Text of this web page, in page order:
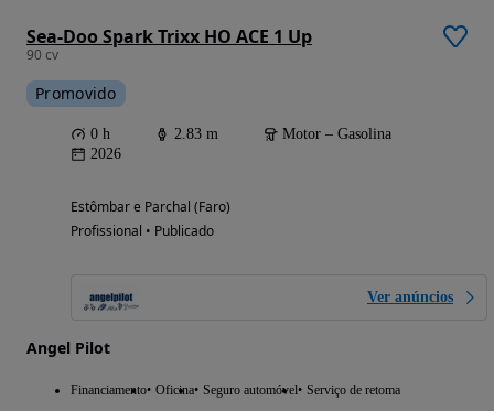
Sea-Doo Spark Trixx HO ACE 1 Up
90 cv
Promovido
0 h 2.83 m
Motor – Gasolina
2026
Estômbar e Parchal (Faro)
Profissional • Publicado
Ver anúncios
Angel Pilot
Financiamento Oficina Seguro automóvel Serviço de retoma